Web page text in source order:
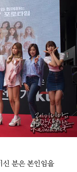
신 분은 본인임을